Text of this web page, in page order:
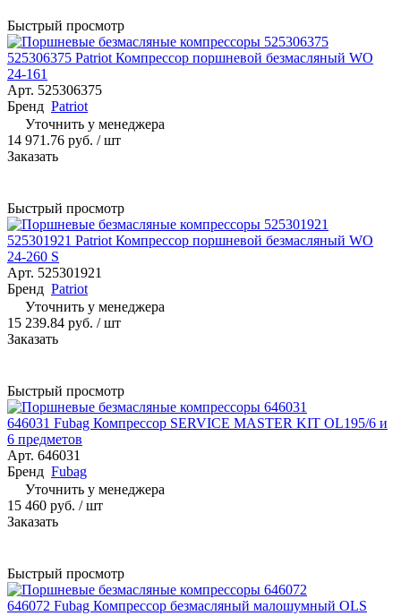
Быстрый просмотр
525306375 Patriot Компрессор поршневой безмасляный WO
24-161
Арт. 525306375
Бренд Patriot
Уточнить у менеджера
14 971.76 руб. / шт
Заказать
Быстрый просмотр
525301921 Patriot Компрессор поршневой безмасляный WO
24-260 S
Арт. 525301921
Бренд Patriot
Уточнить у менеджера
15 239.84 руб. / шт
Заказать
Быстрый просмотр
646031 Fubag Компрессор SERVICE MASTER KIT OL195/6 и
6 предметов
Арт. 646031
Бренд Fubag
Уточнить у менеджера
15 460 руб. / шт
Заказать
Быстрый просмотр
646072 Fubag Компрессор безмасляный малошумный OLS